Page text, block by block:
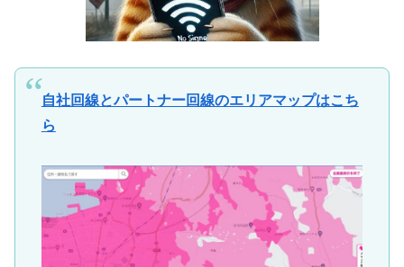
自社回線とパートナー回線のエリアマップはこち
ら